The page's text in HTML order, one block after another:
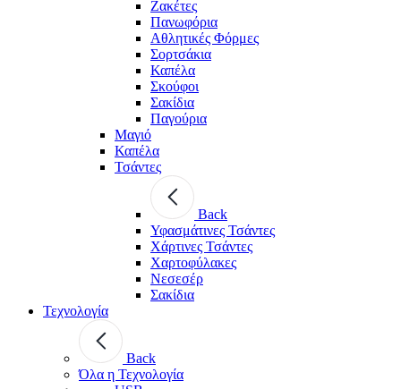
Ζακέτες
Πανωφόρια
Αθλητικές Φόρμες
Σορτσάκια
Καπέλα
Σκούφοι
Σακίδια
Παγούρια
Μαγιό
Καπέλα
Τσάντες
Back
Υφασμάτινες Τσάντες
Χάρτινες Τσάντες
Χαρτοφύλακες
Νεσεσέρ
Σακίδια
Τεχνολογία
Back
Όλα η Τεχνολογία